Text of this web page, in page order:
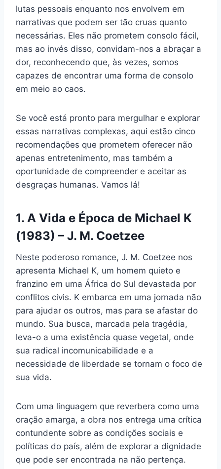
lutas pessoais enquanto nos envolvem em
narrativas que podem ser tão cruas quanto
necessárias. Eles não prometem consolo fácil,
mas ao invés disso, convidam-nos a abraçar a
dor, reconhecendo que, às vezes, somos
capazes de encontrar uma forma de consolo
em meio ao caos.
Se você está pronto para mergulhar e explorar
essas narrativas complexas, aqui estão cinco
recomendações que prometem oferecer não
apenas entretenimento, mas também a
oportunidade de compreender e aceitar as
desgraças humanas. Vamos lá!
1. A Vida e Época de Michael K
(1983) – J. M. Coetzee
Neste poderoso romance, J. M. Coetzee nos
apresenta Michael K, um homem quieto e
franzino em uma África do Sul devastada por
conflitos civis. K embarca em uma jornada não
para ajudar os outros, mas para se afastar do
mundo. Sua busca, marcada pela tragédia,
leva-o a uma existência quase vegetal, onde
sua radical incomunicabilidade e a
necessidade de liberdade se tornam o foco de
sua vida.
Com uma linguagem que reverbera como uma
oração amarga, a obra nos entrega uma crítica
contundente sobre as condições sociais e
políticas do país, além de explorar a dignidade
que pode ser encontrada na não pertença.